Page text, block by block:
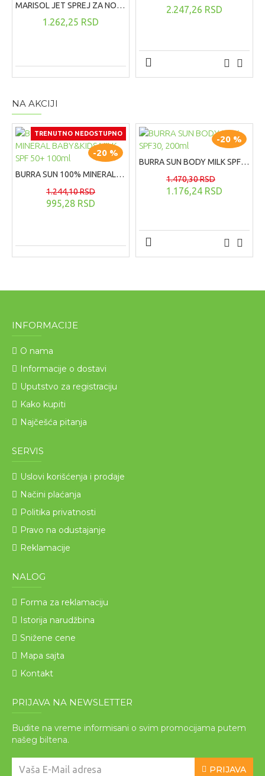
MARISOL JET SPREJ ZA NOS ZA BEBE I DECU, 120ML
1.262,25 RSD
2.247,26 RSD
NA AKCIJI
TRENUTNO NEDOSTUPNO
-20 %
BURRA SUN 100% MINERAL BABY&KIDS MILK SPF 50+ 100ml
995,28 RSD
1.244,10 RSD
-20 %
BURRA SUN BODY MILK SPF30, 200ml
1.176,24 RSD
1.470,30 RSD
INFORMACIJE
O nama
Informacije o dostavi
Uputstvo za registraciju
Kako kupiti
Najčešća pitanja
SERVIS
Uslovi korišćenja i prodaje
Načini plaćanja
Politika privatnosti
Pravo na odustajanje
Reklamacije
NALOG
Forma za reklamaciju
Istorija narudžbina
Snižene cene
Mapa sajta
Kontakt
PRIJAVA NA NEWSLETTER
Budite na vreme informisani o svim promocijama putem
našeg biltena.
PRIJAVA